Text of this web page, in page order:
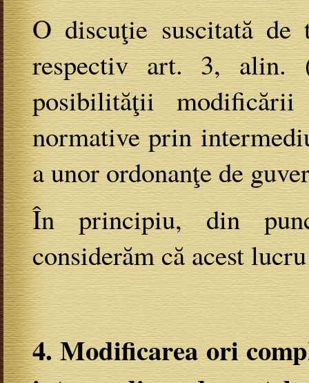
O discuţie suscitată
respectiv art. 3, alin.
posibilităţii
normative prin
a unor ordonanţe de
În principiu, din
considerăm că acest
4. Modificarea ori